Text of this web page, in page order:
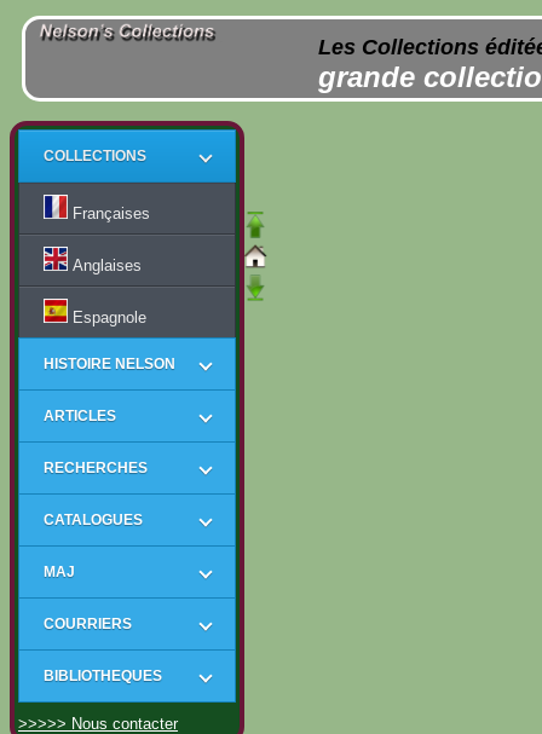
Les Collections
grande
COLLECTIONS
Françaises
Anglaises
Espagnole
HISTOIRE NELSON
ARTICLES
RECHERCHES
CATALOGUES
MAJ
COURRIERS
BIBLIOTHEQUES
>>>>> Nous contacter